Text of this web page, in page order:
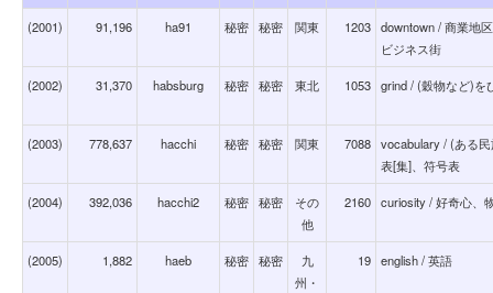
(2001) 91,196 ha91 秘密 秘密 関東 1203 downtown / 商業地
ビジネス街
(2002) 31,370 habsburg 秘密 秘密 東北 1053 grind / (穀物など)を
(2003) 778,637 hacchi 秘密 秘密 関東 7088 vocabulary / (ある
表[集]、符号表
(2004) 392,036 hacchi2 秘密 秘密
その
他
2160 curiosity / 好奇心、
(2005) 1,882 haeb 秘密 秘密
九
州・
19 english / 英語